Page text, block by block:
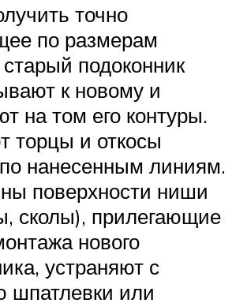
точно
по размерам
подоконник
к новому и
на том его контуры.
торцы и откосы
нанесенным линиям.
поверхности ниши
сколы), прилегающие
нового
устраняют с
или